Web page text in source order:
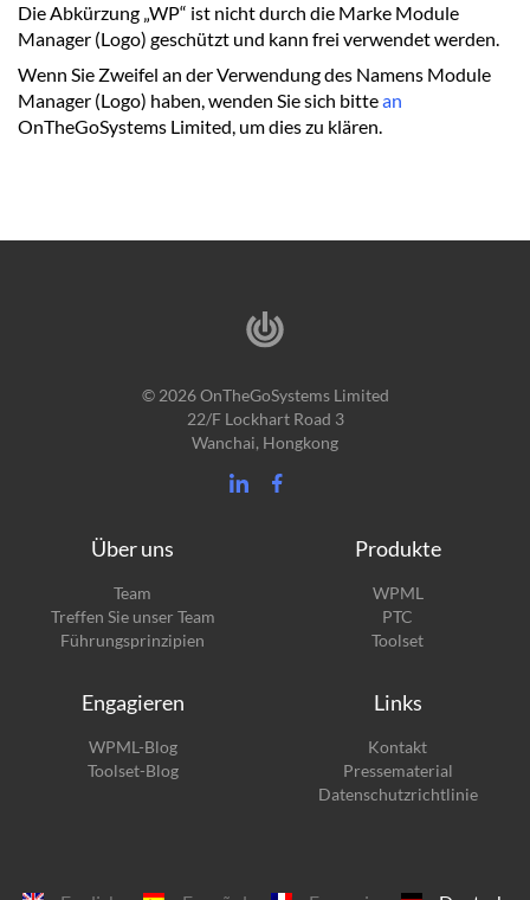
Die Abkürzung „WP“ ist nicht durch die Marke Module
Manager (Logo) geschützt und kann frei verwendet werden.
Wenn Sie Zweifel an der Verwendung des Namens Module
Manager (Logo) haben, wenden Sie sich bittean
OnTheGoSystems Limited, um dies zu klären.
© 2026 OnTheGoSystems Limited
22/F Lockhart Road 3
Wanchai, Hongkong
Über uns
Team
Treffen Sie unser Team
Führungsprinzipien
Produkte
WPML
in
PTC
sich
neuen
Toolset(öffnet
Fenster)
Engagieren
WPML-Blog(öffnet
sich
Toolset-Blog(öffnet
Links
Kontakt
Pressematerial
Datenschutzrichtlinie